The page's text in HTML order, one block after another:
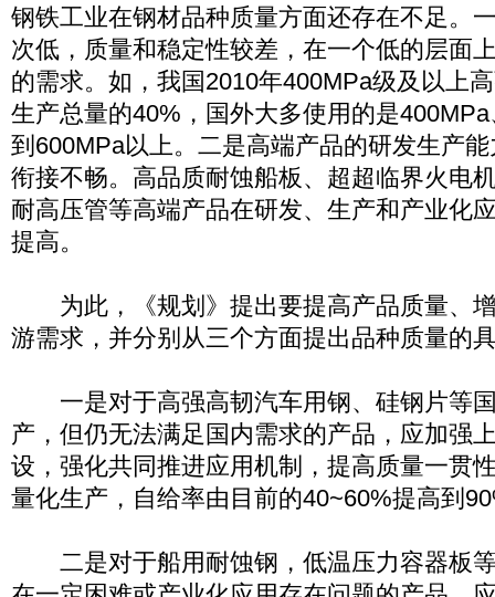
钢铁工业在钢材品种质量方面还存在不足。
次低，质量和稳定性较差，在一个低的层面
的需求。如，我国2010年400MPa级及以上
生产总量的40%，国外大多使用的是
到600MPa以上。二是高端产品的研发生产
衔接不畅。高品质耐蚀船板、超超临界火电
耐高压管等高端产品在研发、生产和产业化
提高。
为此，《规划》提出要提高产品质量、
游需求，并分别从三个方面提出品种质量的
一是对于高强高韧汽车用钢、硅钢片等
产，但仍无法满足国内需求的产品，应加强
设，强化共同推进应用机制，提高质量一贯
量化生产，自给率由目前的40~60%提高到
二是对于船用耐蚀钢，低温压力容器板